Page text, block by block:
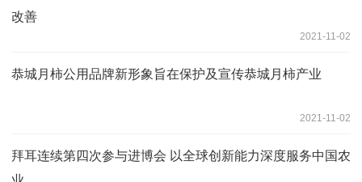
改善
2021-11-02
恭城月柿公用品牌新形象旨在保护及宣传恭城月柿产业
2021-11-02
拜耳连续第四次参与进博会 以全球创新能力深度服务中国农